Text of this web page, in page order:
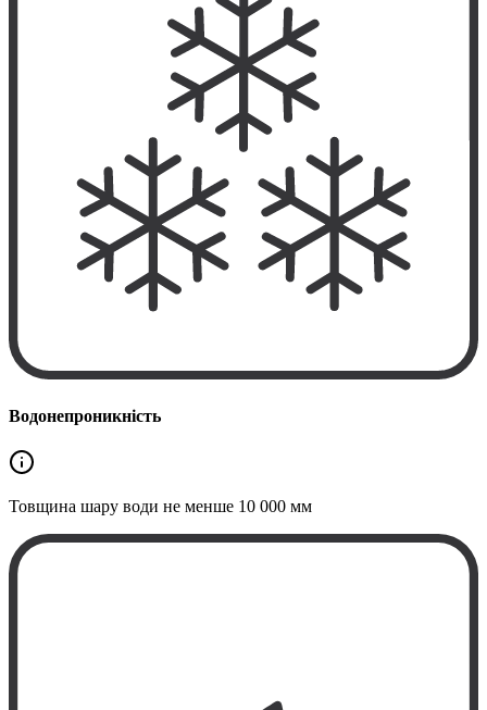
Водонепроникність
Товщина шару води не менше 10 000 мм